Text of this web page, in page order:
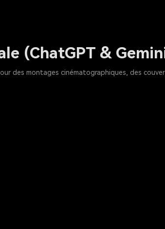
(ChatGPT &
des montages cinématographiques, des